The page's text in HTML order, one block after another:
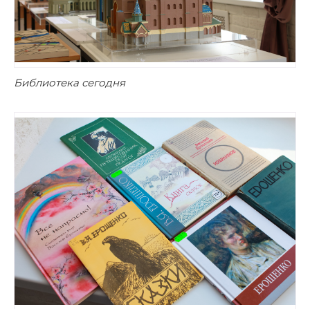
Библиотека сегодня